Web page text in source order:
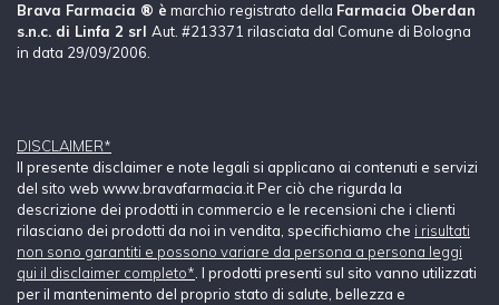
Brava Farmacia ® è marchio registrato della Farmacia Oberdan
s.n.c. di Linfa 2 srl Aut. #213371 rilasciata dal Comune di Bologna
in data 29/09/2006.
DISCLAIMER*
Il presente disclaimer e note legali si applicano ai contenuti e servizi
del sito web www.bravafarmacia.it Per ciò che rigurda la
descrizione dei prodotti in commercio e le recensioni che i clienti
rilasciano dei prodotti da noi in vendita, specifichiamo che i risultati
non sono garantiti e possono variare da persona a persona leggi
qui il disclaimer completo* . I prodotti presenti sul sito vanno utilizzati
per il mantenimento del proprio stato di salute, bellezza e